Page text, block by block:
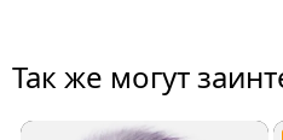
Так же могут